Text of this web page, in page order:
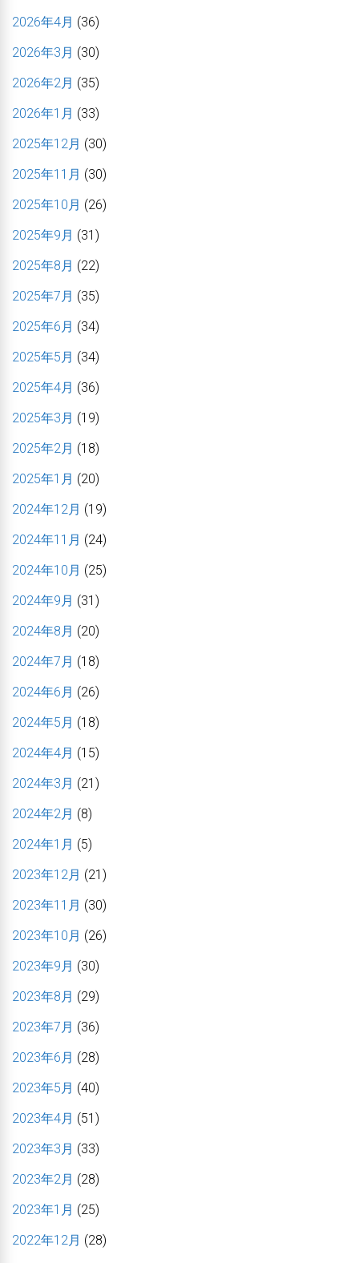
2026年4月 (36)
2026年3月 (30)
2026年2月 (35)
2026年1月 (33)
2025年12月 (30)
2025年11月 (30)
2025年10月 (26)
2025年9月 (31)
2025年8月 (22)
2025年7月 (35)
2025年6月 (34)
2025年5月 (34)
2025年4月 (36)
2025年3月 (19)
2025年2月 (18)
2025年1月 (20)
2024年12月 (19)
2024年11月 (24)
2024年10月 (25)
2024年9月 (31)
2024年8月 (20)
2024年7月 (18)
2024年6月 (26)
2024年5月 (18)
2024年4月 (15)
2024年3月 (21)
2024年2月 (8)
2024年1月 (5)
2023年12月 (21)
2023年11月 (30)
2023年10月 (26)
2023年9月 (30)
2023年8月 (29)
2023年7月 (36)
2023年6月 (28)
2023年5月 (40)
2023年4月 (51)
2023年3月 (33)
2023年2月 (28)
2023年1月 (25)
2022年12月 (28)